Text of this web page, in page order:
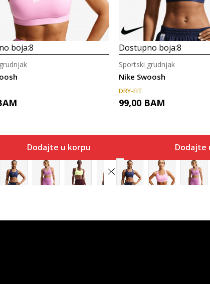
boja:8
Dodajte u korpu
Dostupno boja:8
Nike Swoosh
Sportski grudnjak
DRY-FIT
99,00 BAM
Dodajte